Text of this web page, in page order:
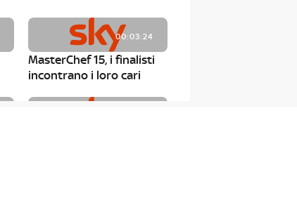
00:03:24
MasterChef 15, i finalisti
incontrano i loro cari